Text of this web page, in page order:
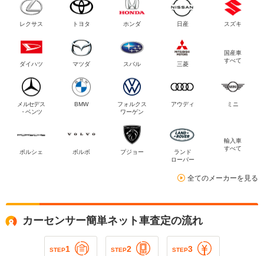
レクサス トヨタ ホンダ 日産 スズキ
ダイハツ マツダ スバル 三菱
国産車
すべて
メルセデス
・ベンツ
BMW
フォルクス
ワーゲン
アウディ ミニ
ポルシェ ボルボ プジョー
ランド
ローバー
輸入車
すべて
全てのメーカーを見る
カーセンサー簡単ネット車査定の流れ
STEP1 STEP2 STEP3